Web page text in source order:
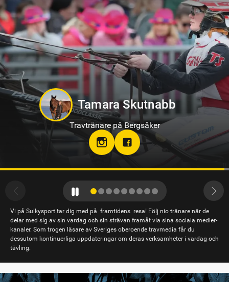
Markus B Svedberg
Travtränare på Sundbyholmstravet i Eskilstuna
Vi på Sulkysport tar dig med på framtidens resa! Följ nio tränare när de
delar med sig av sin vardag och sin strävan framåt via sina sociala medier-
kanaler. Som trogen läsare av Sveriges oberoende travmedia får du
dessutom kontinuerliga uppdateringar om deras verksamheter i vardag och
tävling.